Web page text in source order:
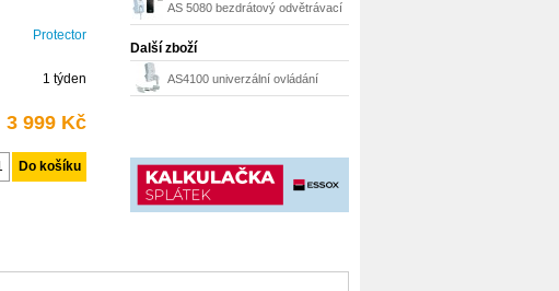
Protector
1 týden
3 999 Kč
AS 5080 bezdrátový odvětrávací
systém hnědý Protector
Další zboží
AS4100 univerzální ovládání